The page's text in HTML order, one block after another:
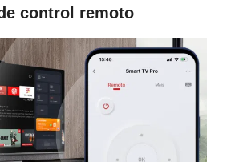
control remoto